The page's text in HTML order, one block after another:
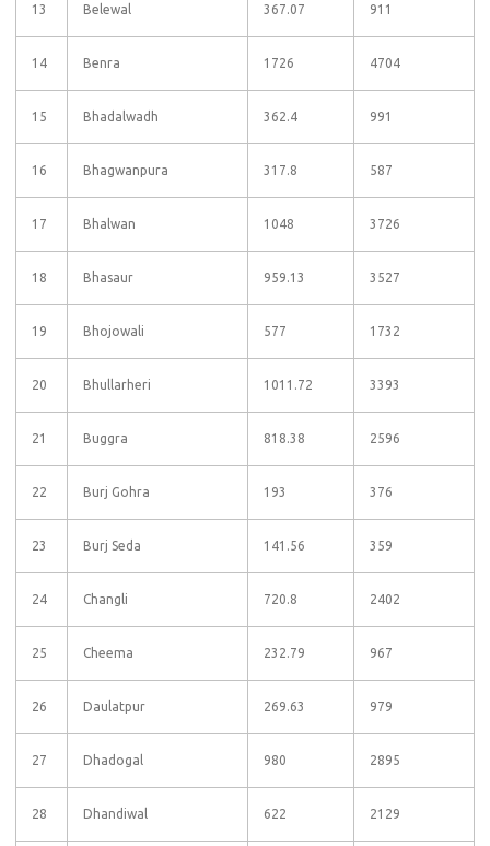
13 Belewal 367.07 911
14 Benra 1726 4704
15 Bhadalwadh 362.4 991
16 Bhagwanpura 317.8 587
17 Bhalwan 1048 3726
18 Bhasaur 959.13 3527
19 Bhojowali 577 1732
20 Bhullarheri 1011.72 3393
21 Buggra 818.38 2596
22 Burj Gohra 193 376
23 Burj Seda 141.56 359
24 Changli 720.8 2402
25 Cheema 232.79 967
26 Daulatpur 269.63 979
27 Dhadogal 980 2895
28 Dhandiwal 622 2129